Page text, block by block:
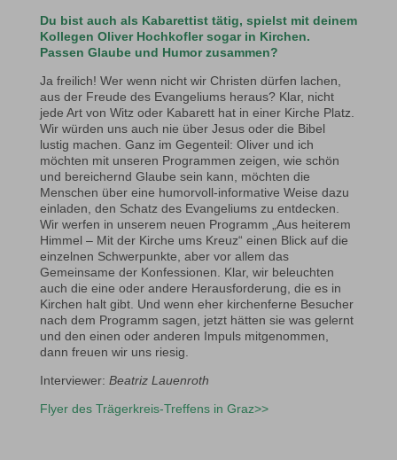
Du bist auch als Kabarettist tätig, spielst mit deinem
Kollegen Oliver Hochkofler sogar in Kirchen.
Passen Glaube und Humor zusammen?
Ja freilich! Wer wenn nicht wir Christen dürfen lachen,
aus der Freude des Evangeliums heraus? Klar, nicht
jede Art von Witz oder Kabarett hat in einer Kirche Platz.
Wir würden uns auch nie über Jesus oder die Bibel
lustig machen. Ganz im Gegenteil: Oliver und ich
möchten mit unseren Programmen zeigen, wie schön
und bereichernd Glaube sein kann, möchten die
Menschen über eine humorvoll-informative Weise dazu
einladen, den Schatz des Evangeliums zu entdecken.
Wir werfen in unserem neuen Programm „Aus heiterem
Himmel – Mit der Kirche ums Kreuz“ einen Blick auf die
einzelnen Schwerpunkte, aber vor allem das
Gemeinsame der Konfessionen. Klar, wir beleuchten
auch die eine oder andere Herausforderung, die es in
Kirchen halt gibt. Und wenn eher kirchenferne Besucher
nach dem Programm sagen, jetzt hätten sie was gelernt
und den einen oder anderen Impuls mitgenommen,
dann freuen wir uns riesig.
Interviewer: Beatriz Lauenroth
Flyer des Trägerkreis-Treffens in Graz>>